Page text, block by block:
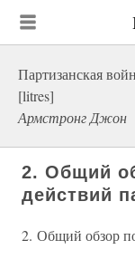
Партизанская
[litres]
Армстронг Джон
2. Общий
действий
2. Общий обзор